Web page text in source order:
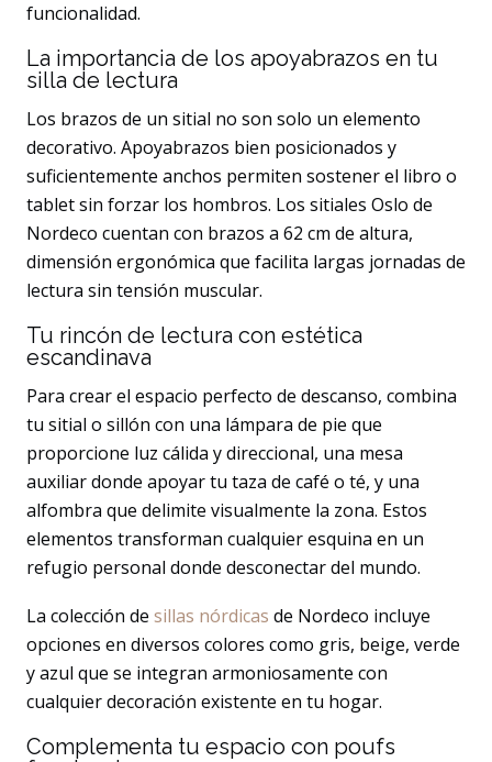
funcionalidad.
La importancia de los apoyabrazos en tu
silla de lectura
Los brazos de un sitial no son solo un elemento
decorativo. Apoyabrazos bien posicionados y
suficientemente anchos permiten sostener el libro o
tablet sin forzar los hombros. Los sitiales Oslo de
Nordeco cuentan con brazos a 62 cm de altura,
dimensión ergonómica que facilita largas jornadas de
lectura sin tensión muscular.
Tu rincón de lectura con estética
escandinava
Para crear el espacio perfecto de descanso, combina
tu sitial o sillón con una lámpara de pie que
proporcione luz cálida y direccional, una mesa
auxiliar donde apoyar tu taza de café o té, y una
alfombra que delimite visualmente la zona. Estos
elementos transforman cualquier esquina en un
refugio personal donde desconectar del mundo.
La colección de sillas nórdicas de Nordeco incluye
opciones en diversos colores como gris, beige, verde
y azul que se integran armoniosamente con
cualquier decoración existente en tu hogar.
Complementa tu espacio con poufs